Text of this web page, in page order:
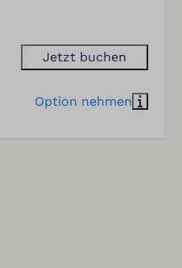
Jetzt buchen